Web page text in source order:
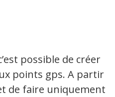
possible de créer
points gps. A partir
de faire uniquement